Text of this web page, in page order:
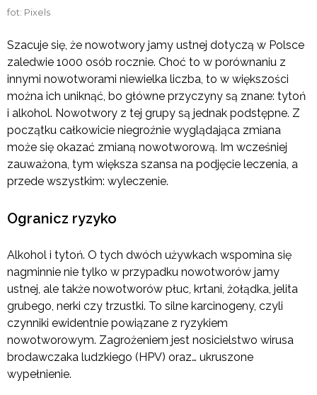
fot: Pixels
Szacuje się, że nowotwory jamy ustnej dotyczą w Polsce
zaledwie 1000 osób rocznie. Choć to w porównaniu z
innymi nowotworami niewielka liczba, to w większości
można ich uniknąć, bo główne przyczyny są znane: tytoń
i alkohol. Nowotwory z tej grupy są jednak podstępne. Z
początku całkowicie niegroźnie wyglądająca zmiana
może się okazać zmianą nowotworową. Im wcześniej
zauważona, tym większa szansa na podjęcie leczenia, a
przede wszystkim: wyleczenie.
Ogranicz ryzyko
Alkohol i tytoń. O tych dwóch używkach wspomina się
nagminnie nie tylko w przypadku nowotworów jamy
ustnej, ale także nowotworów płuc, krtani, żołądka, jelita
grubego, nerki czy trzustki. To silne karcinogeny, czyli
czynniki ewidentnie powiązane z ryzykiem
nowotworowym. Zagrożeniem jest nosicielstwo wirusa
brodawczaka ludzkiego (HPV) oraz… ukruszone
wypełnienie.